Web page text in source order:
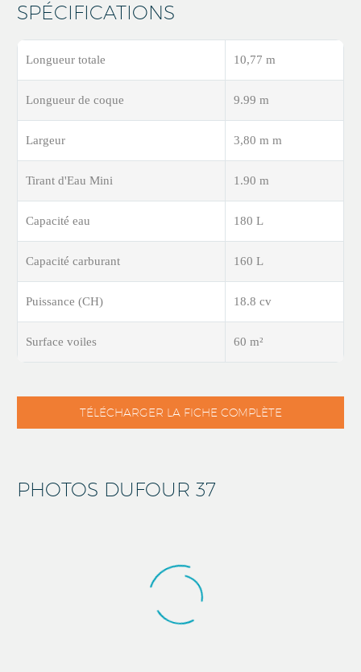
SPÉCIFICATIONS
Longueur totale 10,77 m
Longueur de coque 9.99 m
Largeur 3,80 m m
Tirant d'Eau Mini 1.90 m
Capacité eau 180 L
Capacité carburant 160 L
Puissance (CH) 18.8 cv
Surface voiles 60 m²
TÉLÉCHARGER LA FICHE COMPLÈTE
PHOTOS DUFOUR 37